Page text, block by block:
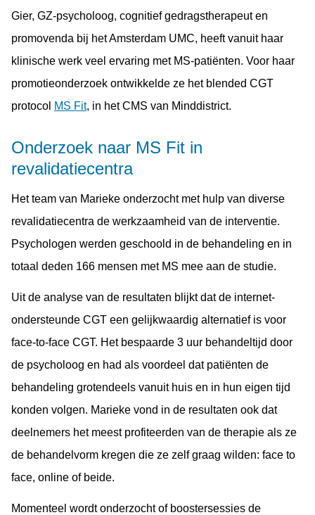
Gier, GZ-psycholoog, cognitief gedragstherapeut en
promovenda bij het Amsterdam UMC, heeft vanuit haar
klinische werk veel ervaring met MS-patiënten. Voor haar
promotieonderzoek ontwikkelde ze het blended CGT
protocol MS Fit, in het CMS van Minddistrict.
Onderzoek naar MS Fit in
revalidatiecentra
Het team van Marieke onderzocht met hulp van diverse
revalidatiecentra de werkzaamheid van de interventie.
Psychologen werden geschoold in de behandeling en in
totaal deden 166 mensen met MS mee aan de studie.
Uit de analyse van de resultaten blijkt dat de internet-
ondersteunde CGT een gelijkwaardig alternatief is voor
face-to-face CGT. Het bespaarde 3 uur behandeltijd door
de psycholoog en had als voordeel dat patiënten de
behandeling grotendeels vanuit huis en in hun eigen tijd
konden volgen. Marieke vond in de resultaten ook dat
deelnemers het meest profiteerden van de therapie als ze
de behandelvorm kregen die ze zelf graag wilden: face to
face, online of beide.
Momenteel wordt onderzocht of boostersessies de